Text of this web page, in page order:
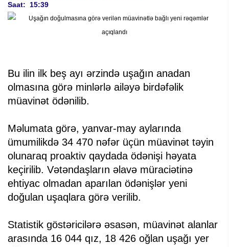
Saat: 15:39
Bu ilin ilk beş ayı ərzində uşağın anadan
olmasına görə minlərlə ailəyə birdəfəlik
müavinət ödənilib.
Məlumata görə, yanvar-may aylarında
ümumilikdə 34 470 nəfər üçün müavinət təyin
olunaraq proaktiv qaydada ödənişi həyata
keçirilib. Vətəndaşların əlavə müraciətinə
ehtiyac olmadan aparılan ödənişlər yeni
doğulan uşaqlara görə verilib.
Statistik göstəricilərə əsasən, müavinət alanlar
arasında 16 044 qız, 18 426 oğlan uşağı yer